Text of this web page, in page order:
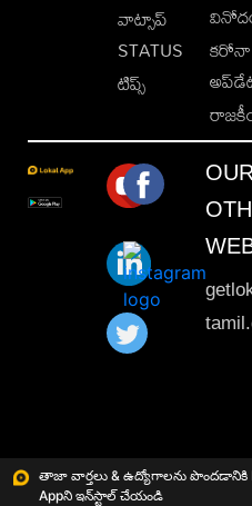
తాజా వార్తలు & ఉద్యోగాలను పొందడానికి
Appని ఇన్‌స్టాల్ చేయండి
వాట్సాప్
STATUS
టిప్స్
కరోనా
OUR
This material may not be published, transmitted,